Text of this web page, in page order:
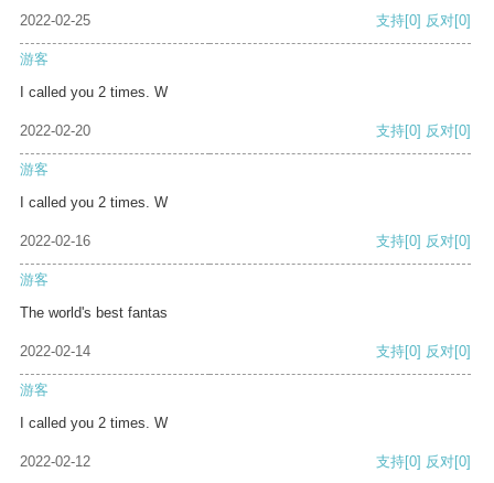
2022-02-25 支持[0] 反对[0]
游客
I called you 2 times. W
2022-02-20 支持[0] 反对[0]
游客
I called you 2 times. W
2022-02-16 支持[0] 反对[0]
游客
The world's best fantas
2022-02-14 支持[0] 反对[0]
游客
I called you 2 times. W
2022-02-12 支持[0] 反对[0]